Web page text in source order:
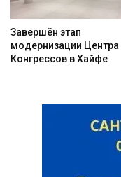
Завершён этап
модернизации Центра
Конгрессов в Хайфе